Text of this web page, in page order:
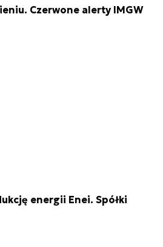
Czerwone alerty IMGW
energii Enei. Spółki